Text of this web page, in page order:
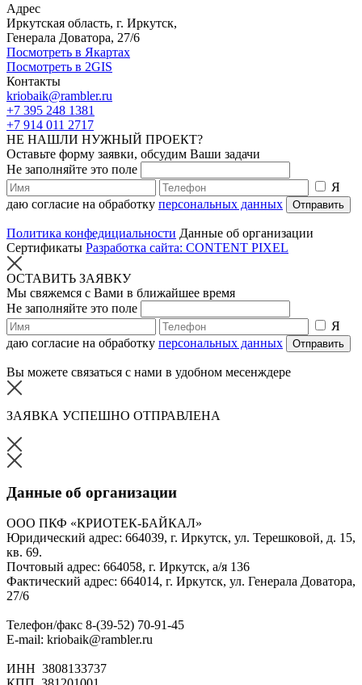
Адрес
Иркутская область, г. Иркутск,
Генерала Доватора, 27/6
Посмотреть в Якартах
Посмотреть в 2GIS
Контакты
kriobaik@rambler.ru
+7 395 248 1381
+7 914 011 2717
НЕ НАШЛИ НУЖНЫЙ ПРОЕКТ?
Оставьте форму заявки, обсудим Ваши задачи
Не заполняйте это поле
Я
даю согласие на обработку персональных данных Отправить
Политика конфедициальности Данные об организации
Сертификаты Разработка сайта: CONTENT PIXEL
ОСТАВИТЬ ЗАЯВКУ
Мы свяжемся с Вами в ближайшее время
Не заполняйте это поле
Я
даю согласие на обработку персональных данных Отправить
Вы можете связаться с нами в удобном месенждере
ЗАЯВКА УСПЕШНО ОТПРАВЛЕНА
Данные об организации
ООО ПКФ «КРИОТЕК-БАЙКАЛ»
Юридический адрес: 664039, г. Иркутск, ул. Терешковой, д. 15,
кв. 69.
Почтовый адрес: 664058, г. Иркутск, а/я 136
Фактический адрес: 664014, г. Иркутск, ул. Генерала Доватора,
27/6
Телефон/факс 8-(39-52) 70-91-45
E-mail: kriobaik@rambler.ru
ИНН 3808133737